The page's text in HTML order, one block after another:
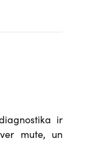
ir
mute, un